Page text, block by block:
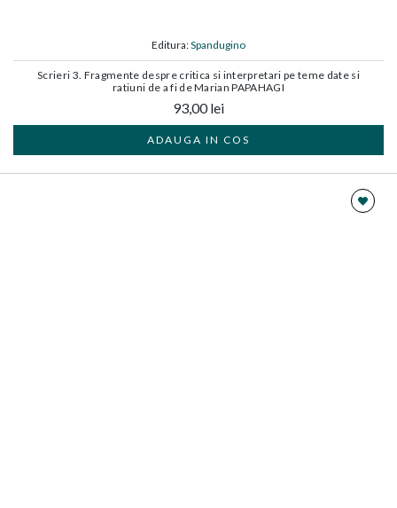
Editura:Spandugino
Scrieri 3. Fragmente despre critica si interpretari pe teme date si
ratiuni de a fi de Marian PAPAHAGI
93,00 lei
ADAUGA IN COS